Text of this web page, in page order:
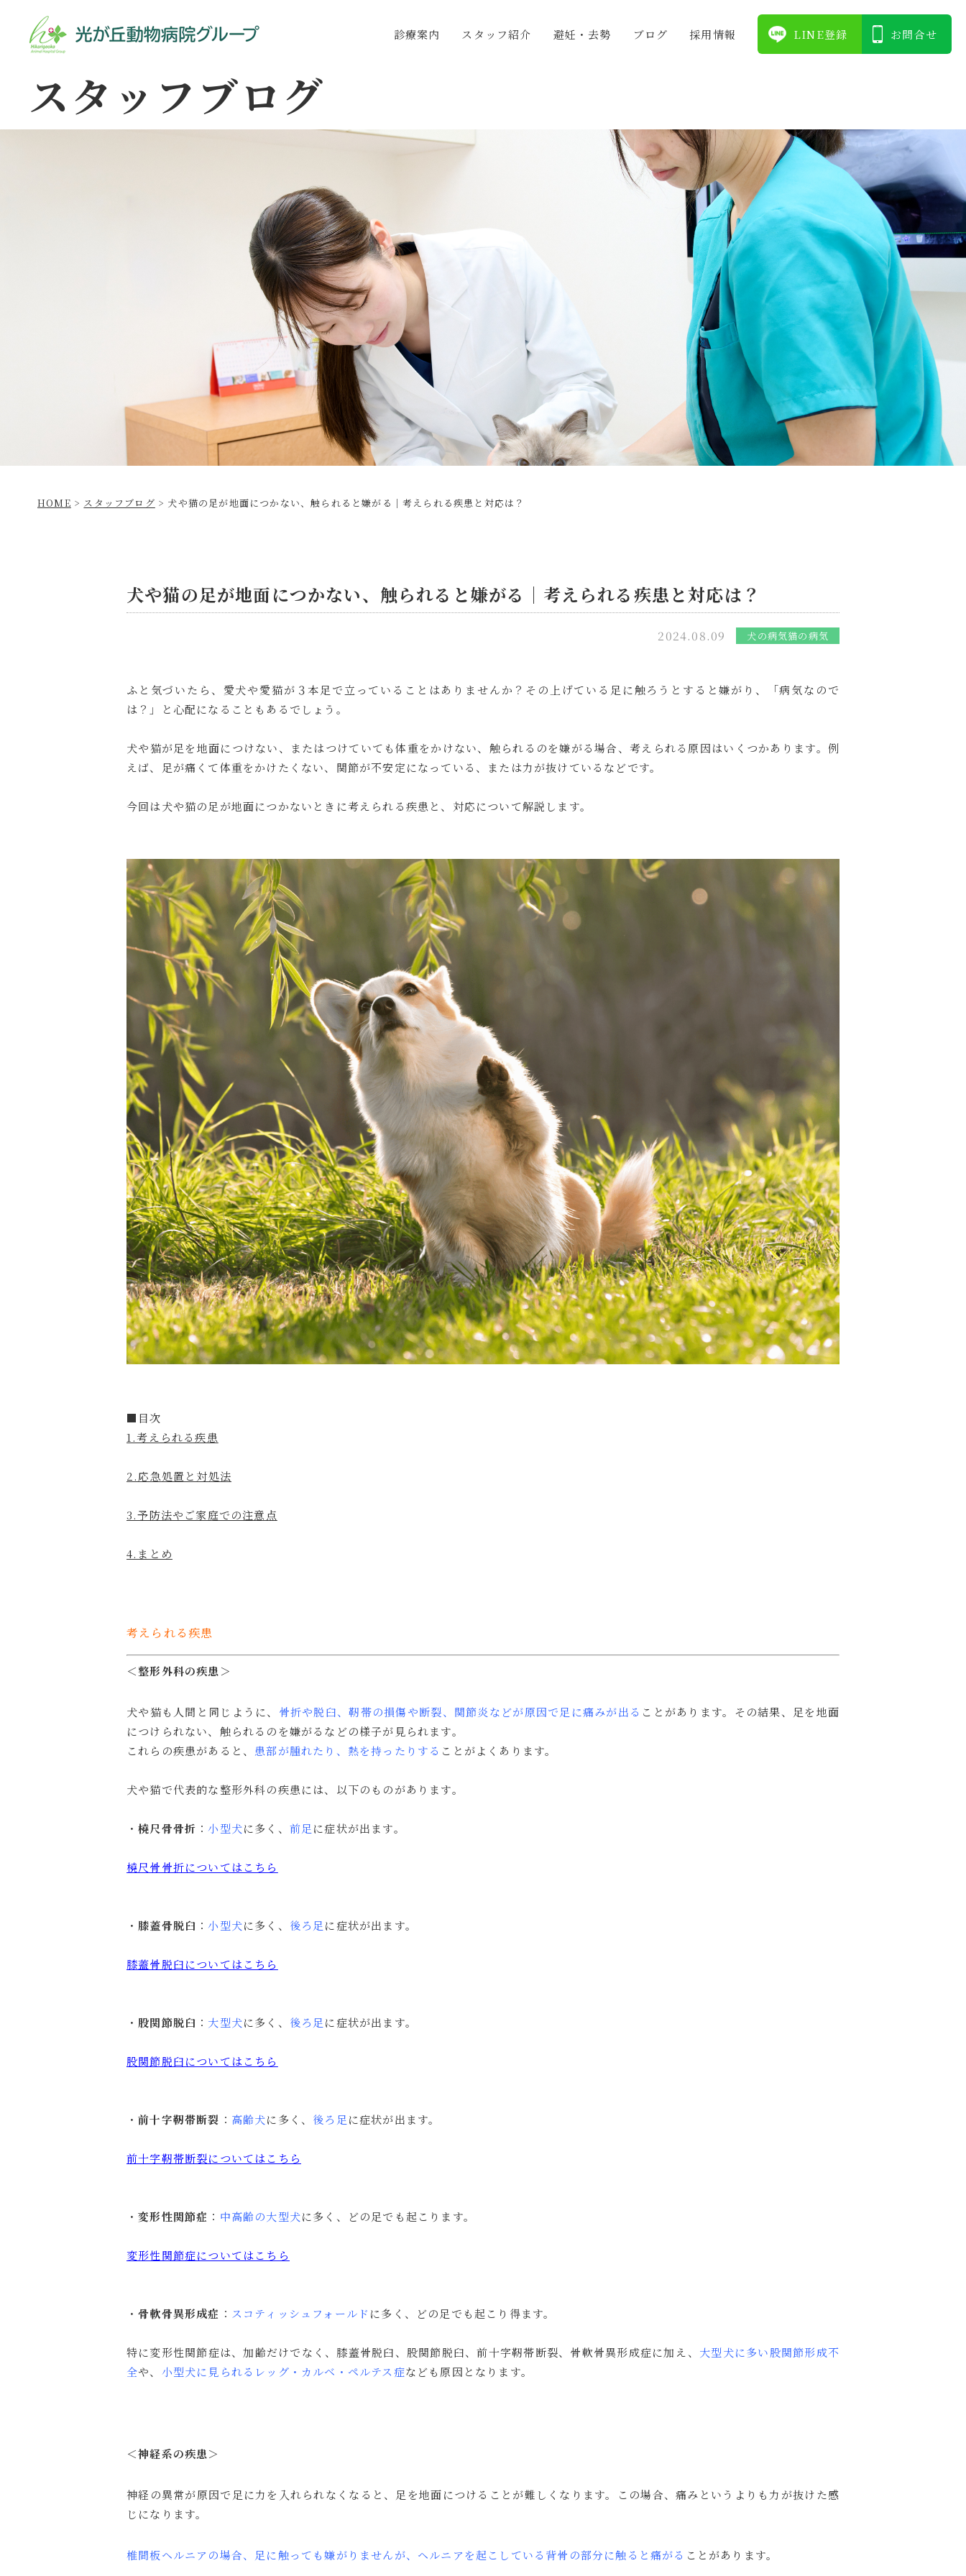
診療案内 スタッフ紹介 避妊・去勢 ブログ 採⽤情報 LINE登録 お問合せ
スタッフブログ
HOME > スタッフブログ > 犬や猫の足が地面につかない、触られると嫌がる｜考えられる疾患と対応は？
犬や猫の足が地面につかない、触られると嫌がる｜考えられる疾患と対応は？
2024.08.09 犬の病気猫の病気
ふと気づいたら、愛犬や愛猫が３本足で立っていることはありませんか？その上げている足に触ろうとすると嫌がり、「病気なので
は？」と心配になることもあるでしょう。
犬や猫が足を地面につけない、またはつけていても体重をかけない、触られるのを嫌がる場合、考えられる原因はいくつかあります。例
えば、足が痛くて体重をかけたくない、関節が不安定になっている、または力が抜けているなどです。
今回は犬や猫の足が地面につかないときに考えられる疾患と、対応について解説します。
■目次
1.考えられる疾患
2.応急処置と対処法
3.予防法やご家庭での注意点
4.まとめ
考えられる疾患
＜整形外科の疾患＞
犬や猫も人間と同じように、 骨折や脱臼、靭帯の損傷や断裂、関節炎などが原因で足に痛みが出る ことがあります。その結果、足を地面
につけられない、触られるのを嫌がるなどの様子が見られます。
これらの疾患があると、 患部が腫れたり、熱を持ったりする ことがよくあります。
犬や猫で代表的な整形外科の疾患には、以下のものがあります。
・橈尺骨骨折 ：小型犬に多く、 前足に症状が出ます。
橈尺骨骨折についてはこちら
・膝蓋骨脱臼 ：小型犬に多く、 後ろ足に症状が出ます。
膝蓋骨脱臼についてはこちら
・ 股関節脱臼 ： 大型犬に多く、 後ろ足に症状が出ます。
股関節脱臼についてはこちら
・前十字靭帯断裂 ： 高齢犬に多く、 後ろ足に症状が出ます。
前十字靭帯断裂についてはこちら
・変形性関節症 ： 中高齢の大型犬に多く、どの足でも起こります。
変形性関節症についてはこちら
・骨軟骨異形成症 ： スコティッシュフォールド に多く、どの足でも起こり得ます。
特に変形性関節症は、加齢だけでなく、膝蓋骨脱臼、股関節脱臼、前十字靭帯断裂、骨軟骨異形成症に加え、 大型犬に多い股関節形成不
全や、 小型犬に見られるレッグ・カルベ・ペルテス症なども原因となります。
＜神経系の疾患＞
神経の異常が原因で足に力を入れられなくなると、足を地面につけることが難しくなります。この場合、痛みというよりも力が抜けた感
じになります。
椎間板ヘルニアの場合、足に触っても嫌がりませんが、ヘルニアを起こしている背骨の部分に触ると痛がる ことがあります。